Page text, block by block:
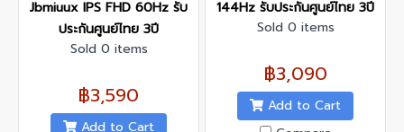
Jbmiuux IPS FHD 60Hz รับ
ประกันศูนย์ไทย 3ปี
Sold 0 items
฿3,590
Add to Cart
144Hz รับประกันศูนย์ไทย 3ปี
Sold 0 items
฿3,090
Add to Cart